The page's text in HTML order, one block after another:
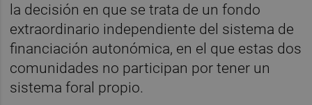
la decisión en que se trata de un fondo
extraordinario independiente del sistema de
financiación autonómica, en el que estas dos
comunidades no participan por tener un
sistema foral propio.